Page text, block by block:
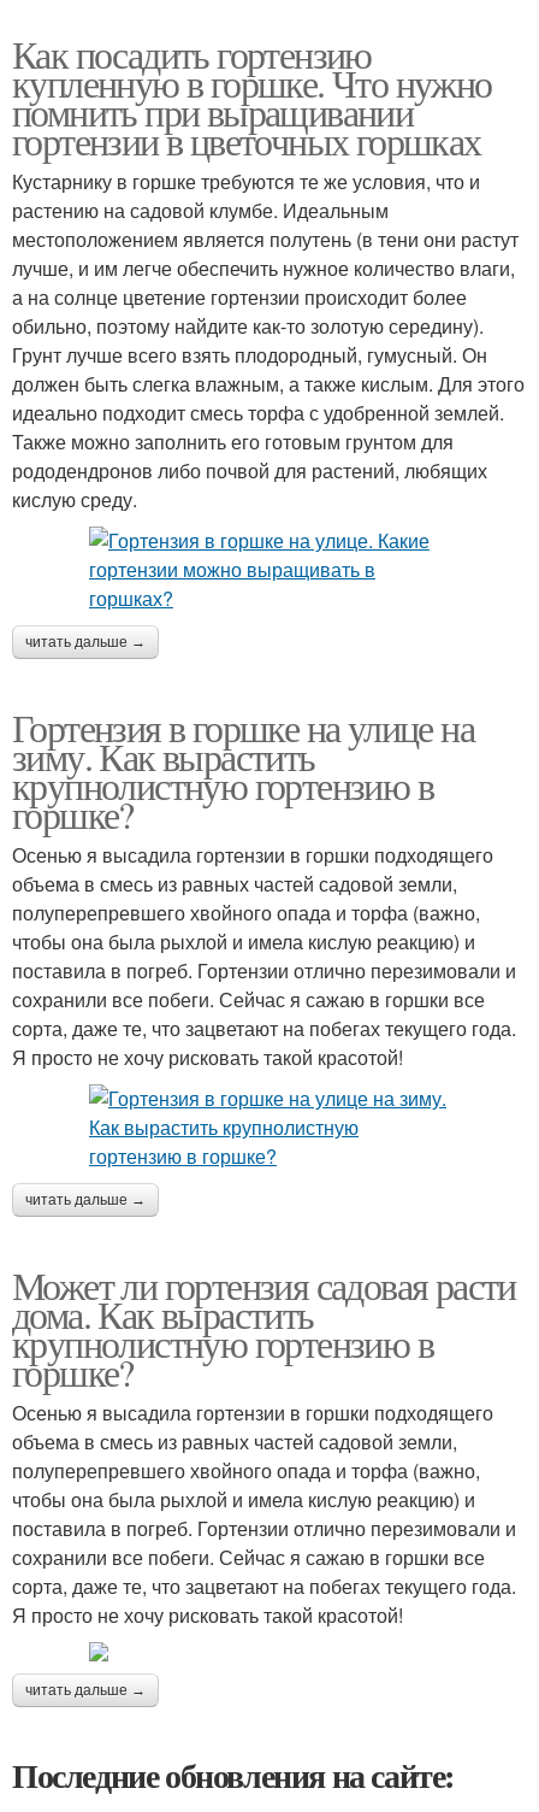
Как посадить гортензию
купленную в горшке. Что нужно
помнить при выращивании
гортензии в цветочных горшках
Кустарнику в горшке требуются те же условия, что и
растению на садовой клумбе. Идеальным
местоположением является полутень (в тени они растут
лучше, и им легче обеспечить нужное количество влаги,
а на солнце цветение гортензии происходит более
обильно, поэтому найдите как-то золотую середину).
Грунт лучше всего взять плодородный, гумусный. Он
должен быть слегка влажным, а также кислым. Для этого
идеально подходит смесь торфа с удобренной землей.
Также можно заполнить его готовым грунтом для
рододендронов либо почвой для растений, любящих
кислую среду.
читать дальше →
Гортензия в горшке на улице на
зиму. Как вырастить
крупнолистную гортензию в
горшке?
Осенью я высадила гортензии в горшки подходящего
объема в смесь из равных частей садовой земли,
полуперепревшего хвойного опада и торфа (важно,
чтобы она была рыхлой и имела кислую реакцию) и
поставила в погреб. Гортензии отлично перезимовали и
сохранили все побеги. Сейчас я сажаю в горшки все
сорта, даже те, что зацветают на побегах текущего года.
Я просто не хочу рисковать такой красотой!
читать дальше →
Может ли гортензия садовая расти
дома. Как вырастить
крупнолистную гортензию в
горшке?
Осенью я высадила гортензии в горшки подходящего
объема в смесь из равных частей садовой земли,
полуперепревшего хвойного опада и торфа (важно,
чтобы она была рыхлой и имела кислую реакцию) и
поставила в погреб. Гортензии отлично перезимовали и
сохранили все побеги. Сейчас я сажаю в горшки все
сорта, даже те, что зацветают на побегах текущего года.
Я просто не хочу рисковать такой красотой!
читать дальше →
Последние обновления на сайте: